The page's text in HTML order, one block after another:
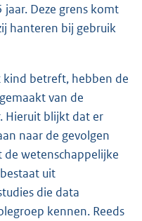
Deze grens komt
hanteren bij gebruik
kind betreft, hebben de
van de
Hieruit blijkt dat er
naar de gevolgen
wetenschappelijke
uit
die data
kennen. Reeds